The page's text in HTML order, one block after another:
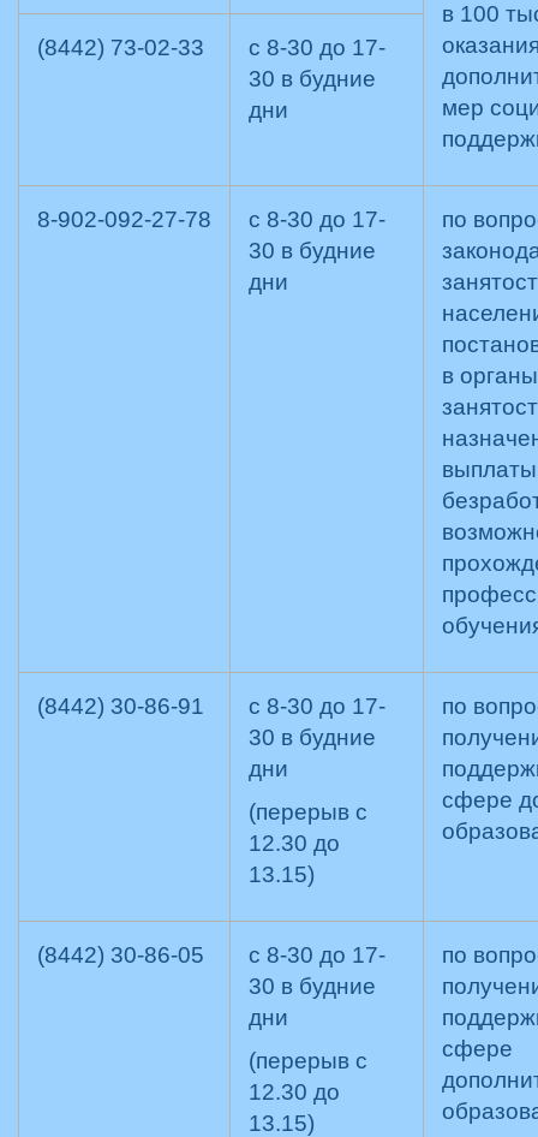
в 100
мер
(8442) 73-02-33
с 8-30 до 17-
30 в будние
дни
8-902-092-27-78
с 8-30 до 17-
30 в будние
дни
по
в
(8442) 30-86-91
с 8-30 до 17-
30 в будние
дни
(перерыв с
12.30 до
13.15)
по
сфере
(8442) 30-86-05
с 8-30 до 17-
30 в будние
дни
(перерыв с
12.30 до
13.15)
по
сфере